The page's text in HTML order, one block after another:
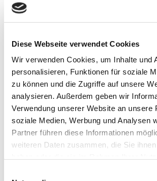
Diese Webseite verwendet Cookies
Wir verwenden Cookies, um Inhalte und
personalisieren, Funktionen für soziale
zu können und die Zugriffe auf unsere
analysieren. Außerdem geben wir
Verwendung unserer Website an unsere
soziale Medien, Werbung und Analysen
Partner führen diese Informationen
weiteren Daten zusammen, die Sie
Organisation
Nördliches Harzvorland
Lizenz (Stammdaten)
Nördliches Harzvorland